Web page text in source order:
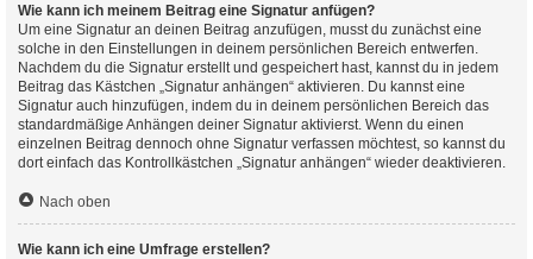
Wie kann ich meinem Beitrag eine Signatur anfügen?
Um eine Signatur an deinen Beitrag anzufügen, musst du zunächst eine
solche in den Einstellungen in deinem persönlichen Bereich entwerfen.
Nachdem du die Signatur erstellt und gespeichert hast, kannst du in jedem
Beitrag das Kästchen „Signatur anhängen“ aktivieren. Du kannst eine
Signatur auch hinzufügen, indem du in deinem persönlichen Bereich das
standardmäßige Anhängen deiner Signatur aktivierst. Wenn du einen
einzelnen Beitrag dennoch ohne Signatur verfassen möchtest, so kannst du
dort einfach das Kontrollkästchen „Signatur anhängen“ wieder deaktivieren.
Nach oben
Wie kann ich eine Umfrage erstellen?